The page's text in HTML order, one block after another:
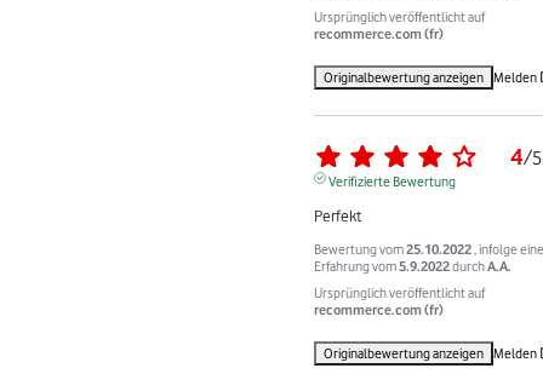
Ursprünglich veröffentlicht auf
recommerce.com (fr)
Originalbewertung anzeigen Melden
4/5
Verifizierte Bewertung
Perfekt
Bewertung vom25.10.2022 , infolge
Erfahrung vom5.9.2022durchA.A.
Ursprünglich veröffentlicht auf
recommerce.com (fr)
Originalbewertung anzeigen Melden